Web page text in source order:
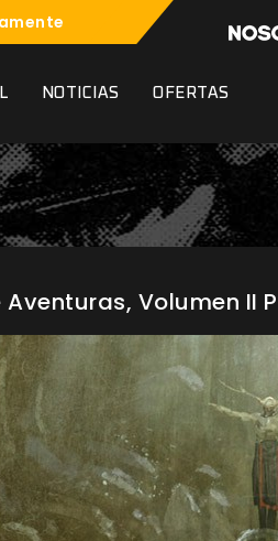
NOTICIAS OFERTAS
Aventuras, Volumen II